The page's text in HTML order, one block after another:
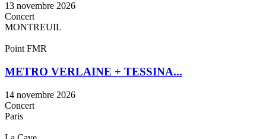
13 novembre 2026
Concert
MONTREUIL
Point FMR
METRO VERLAINE + TESSINA...
14 novembre 2026
Concert
Paris